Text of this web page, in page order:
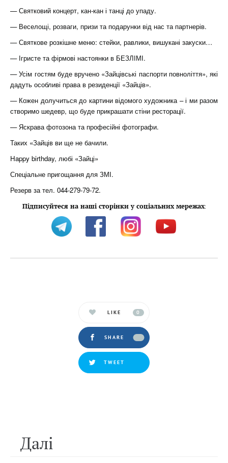
— Святковий концерт, кан-кан і танці до упаду.
— Веселощі, розваги, призи та подарунки від нас та партнерів.
— Святкове розкішне меню: стейки, равлики, вишукані закуски…
— Ігристе та фірмові настоянки в БЕЗЛІМІ.
— Усім гостям буде вручено «Зайцівські паспорти повноліття», які
дадуть особливі права в резиденції «Зайців».
— Кожен долучиться до картини відомого художника – і ми разом
створимо шедевр, що буде прикрашати стіни ресторації.
— Яскрава фотозона та професійні фотографи.
Таких «Зайців ви ще не бачили.
Happy birthday, любі «Зайці»
Спеціальне пригощання для ЗМІ.
Резерв за тел. 044-279-79-72.
Підписуйтеся на наші сторінки у соціальних мережах:
LIKE 0
SHARE
TWEET
Далi